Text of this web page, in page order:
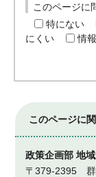
このページに
特にない
にくい
情
このページに
政策企画部 地
〒379-2395 群